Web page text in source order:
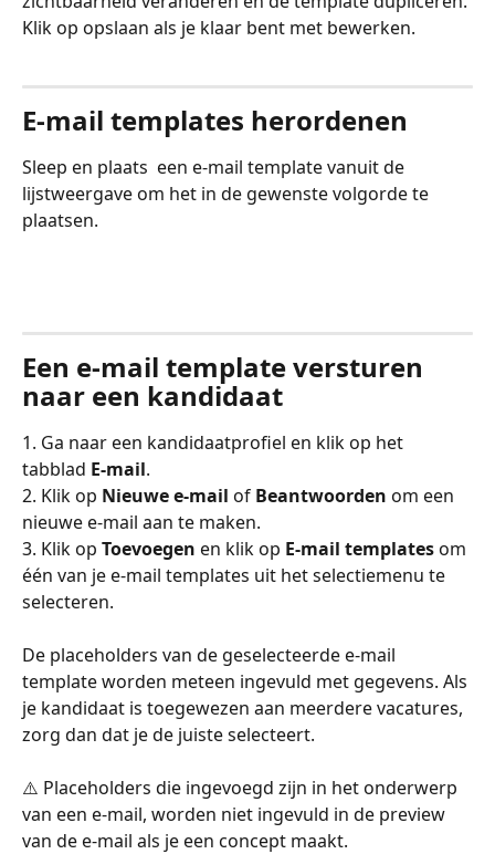
Klik op opslaan als je klaar bent met bewerken.
E-mail templates herordenen
Sleep en plaats  een e-mail template vanuit de
lijstweergave om het in de gewenste volgorde te
plaatsen.
Een e-mail template versturen
naar een kandidaat
1. Ga naar een kandidaatprofiel en klik op het
tabblad E-mail.
2. Klik op Nieuwe e-mail of Beantwoorden om een
nieuwe e-mail aan te maken.
3. Klik op Toevoegen en klik op E-mail templates om
één van je e-mail templates uit het selectiemenu te
selecteren.
De placeholders van de geselecteerde e-mail
template worden meteen ingevuld met gegevens. Als
je kandidaat is toegewezen aan meerdere vacatures,
zorg dan dat je de juiste selecteert.
⚠️ Placeholders die ingevoegd zijn in het onderwerp
van een e-mail, worden niet ingevuld in de preview
van de e-mail als je een concept maakt.